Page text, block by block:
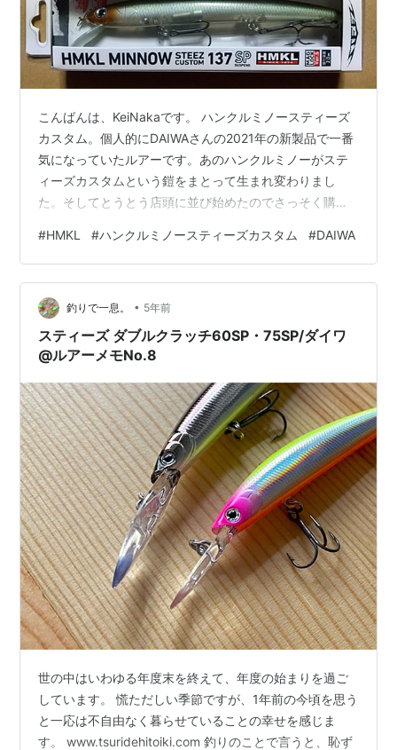
こんばんは、KeiNakaです。 ハンクルミノースティーズ
カスタム。個人的にDAIWAさんの2021年の新製品で一番
気になっていたルアーです。あのハンクルミノーがステ
ィーズカスタムという鎧をまとって生まれ変わりまし
た。そしてとうとう店頭に並び始めたのでさっそく購入
ンクルミノーと言えばハンドメイドルアー界のレジェン
ド、泉 和摩さんの代表作です。そんなハンクルミノーが
DAIWAさんの最新の技術を纏って新たに生まれ変わった
わけですから、当然気になりますよね。 全長は137mm、
サスペンドタイプで16.1g/フローティングタイプで14.5g
で、見た…
#HMKL #ハンクルミノースティーズカスタム #DAIWA
釣りで一息。 • 5年前
スティーズ ダブルクラッチ60SP・75SP/ダイワ
@ルアーメモNo.8
世の中はいわゆる年度末を終えて、年度の始まりを過ご
しています。 慌ただしい季節ですが、1年前の今頃を思う
と一応は不自由なく暮らせていることの幸せを感じま
す。 www.tsuridehitoiki.com 釣りのことで言うと、恥ず